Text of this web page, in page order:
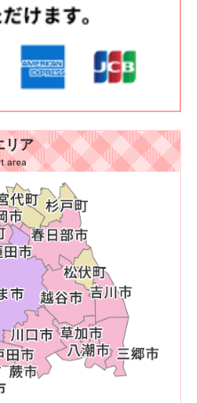
リア
area